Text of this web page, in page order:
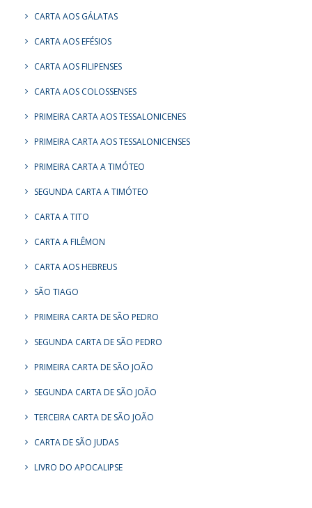
CARTA AOS GÁLATAS
CARTA AOS EFÉSIOS
CARTA AOS FILIPENSES
CARTA AOS COLOSSENSES
PRIMEIRA CARTA AOS TESSALONICENES
PRIMEIRA CARTA AOS TESSALONICENSES
PRIMEIRA CARTA A TIMÓTEO
SEGUNDA CARTA A TIMÓTEO
CARTA A TITO
CARTA A FILÊMON
CARTA AOS HEBREUS
SÃO TIAGO
PRIMEIRA CARTA DE SÃO PEDRO
SEGUNDA CARTA DE SÃO PEDRO
PRIMEIRA CARTA DE SÃO JOÃO
SEGUNDA CARTA DE SÃO JOÃO
TERCEIRA CARTA DE SÃO JOÃO
CARTA DE SÃO JUDAS
LIVRO DO APOCALIPSE